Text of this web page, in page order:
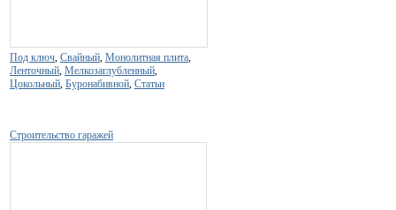
Под ключ, Свайный, Монолитная плита,
Ленточный, Мелкозаглубленный,
Цокольный, Буронабивной, Статьи
Строительство гаражей